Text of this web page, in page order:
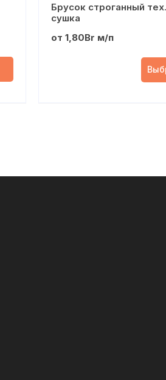
Брусок строганный тех.
сушка
от 1,80Br м/п